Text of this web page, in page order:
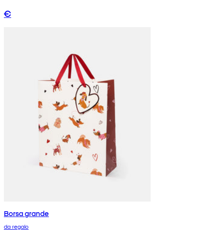
€
Borsa grande
da regalo